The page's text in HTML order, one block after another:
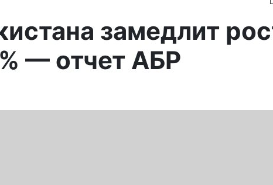
замедлит
— отчет АБР